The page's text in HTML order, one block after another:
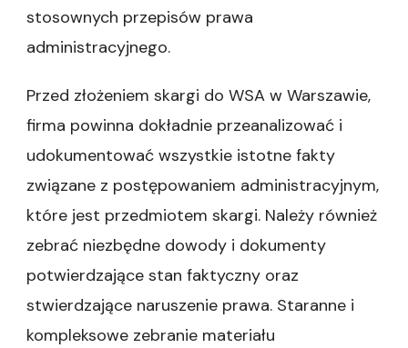
stosownych przepisów prawa
administracyjnego.
Przed złożeniem skargi do WSA w Warszawie,
firma powinna dokładnie przeanalizować i
udokumentować wszystkie istotne fakty
związane z postępowaniem administracyjnym,
które jest przedmiotem skargi. Należy również
zebrać niezbędne dowody i dokumenty
potwierdzające stan faktyczny oraz
stwierdzające naruszenie prawa. Staranne i
kompleksowe zebranie materiału